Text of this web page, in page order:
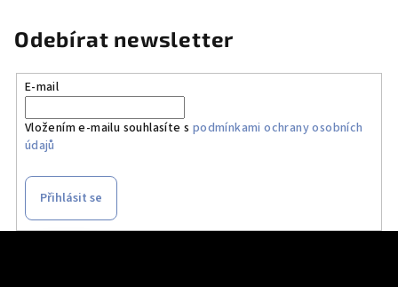
Odebírat newsletter
E-mail
Vložením e-mailu souhlasíte s podmínkami ochrany osobních
údajů
Přihlásit se